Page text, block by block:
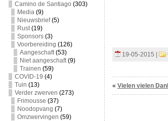
Camino de Santiago (303)
Media(9)
Nieuwsbrief(5)
Rust(19)
Sponsors(3)
Voorbereiding (126)
Aangeschaft(53)
Niet aangeschaft(9)
Trainen (59)
COVID-19 (4)
Tuin (13)
Verder zwerven (273)
Frimousse (37)
Noodopvang (7)
Omzwervingen (59)
19-05-2015 |
« Vielen vielen